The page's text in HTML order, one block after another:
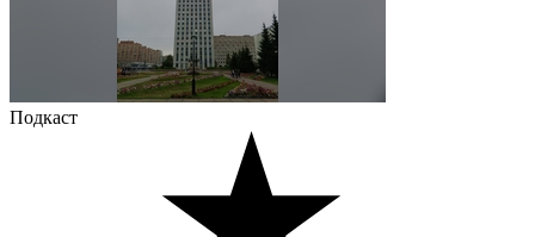
Подкаст